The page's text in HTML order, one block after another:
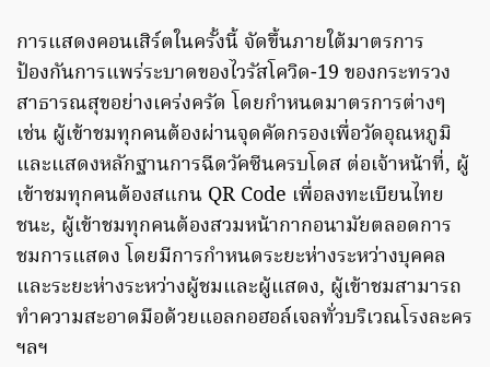
การแสดงคอนเสิร์ตในครั้งนี้ จัดขึ้นภายใต้มาตรการ
ป้องกันการแพร่ระบาดของไวรัสโควิด-19 ของกระทรวง
สาธารณสุขอย่างเคร่งครัด โดยกำหนดมาตรการต่างๆ
เช่น ผู้เข้าชมทุกคนต้องผ่านจุดคัดกรองเพื่อวัดอุณหภูมิ
และแสดงหลักฐานการฉีดวัคซีนครบโดส ต่อเจ้าหน้าที่, ผู้
เข้าชมทุกคนต้องสแกน QR Code เพื่อลงทะเบียนไทย
ชนะ, ผู้เข้าชมทุกคนต้องสวมหน้ากากอนามัยตลอดการ
ชมการแสดง โดยมีการกำหนดระยะห่างระหว่างบุคคล
และระยะห่างระหว่างผู้ชมและผู้แสดง, ผู้เข้าชมสามารถ
ทำความสะอาดมือด้วยแอลกอฮอล์เจลทั่วบริเวณโรงละคร
ฯลฯ